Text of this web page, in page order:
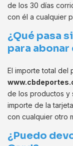
de los 30 días
con él a cualquier
¿Qué pasa
para
El importe total del
de los productos y
importe de la
con cualquier otro
¿Puedo